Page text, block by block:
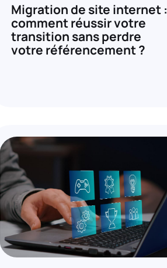
Migration de site internet :
comment réussir votre
transition sans perdre
votre référencement ?